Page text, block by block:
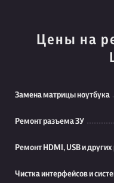
Цены на
Замена матрицы ноутбука
Ремонт разъема ЗУ
Ремонт HDMI, USB и
Чистка интерфейсов и